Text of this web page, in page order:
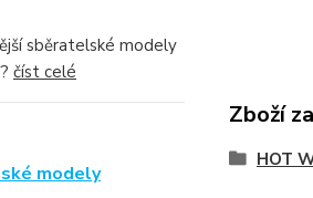
sběratelské modely
číst celé
modely
Zboží
HOT